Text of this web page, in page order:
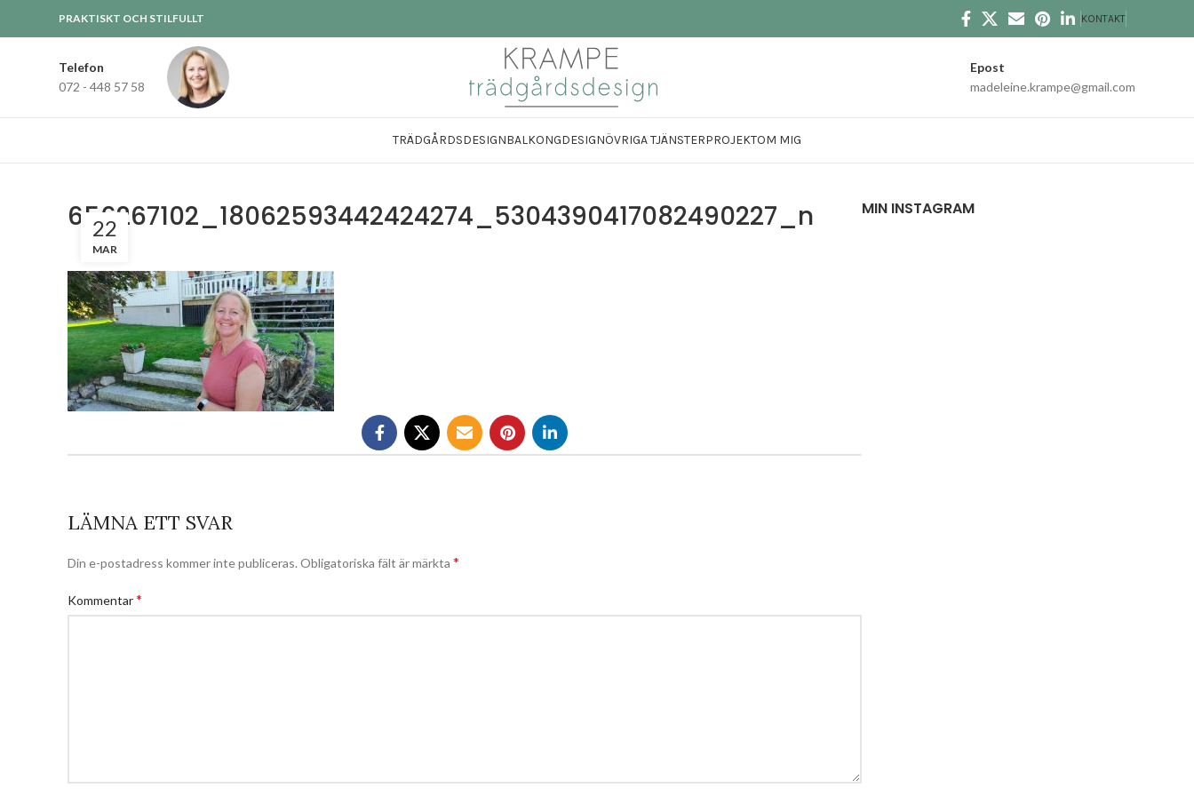
PRAKTISKT OCH STILFULLT KONTAKT
Telefon
072 - 448 57 58
Epost
madeleine.krampe@gmail.com
TRÄDGÅRDSDESIGNBALKONGDESIGNÖVRIGA TJÄNSTERPROJEKTOM MIG
656267102_18062593442424274_5304390417082490227_n
22
MAR
LÄMNA ETT SVAR
Din e-postadress kommer inte publiceras. Obligatoriska fält är märkta *
Kommentar*
MIN INSTAGRAM